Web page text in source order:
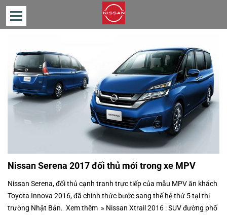
CHỦ
GIỚI
THIỆU
SẢN
TƯ
LIÊN
HỆ
Nissan Serena 2017 đối thủ mới trong xe MPV
Nissan Serena, đối thủ cạnh tranh trực tiếp của mẫu MPV ăn khách
Toyota Innova 2016, đã chính thức bước sang thế hệ thứ 5 tại thị
trường Nhật Bản. Xem thêm » Nissan Xtrail 2016 : SUV đường phố